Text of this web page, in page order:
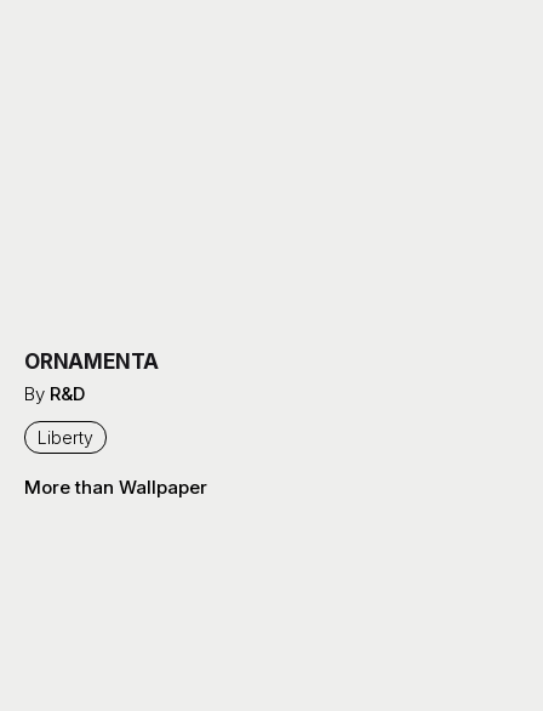
ORNAMENTA
By R&D
Liberty
More than Wallpaper